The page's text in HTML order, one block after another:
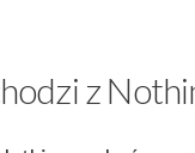
z